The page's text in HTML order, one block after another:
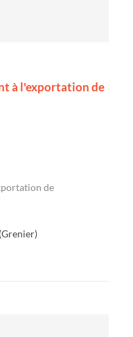
à l'exportation de
de